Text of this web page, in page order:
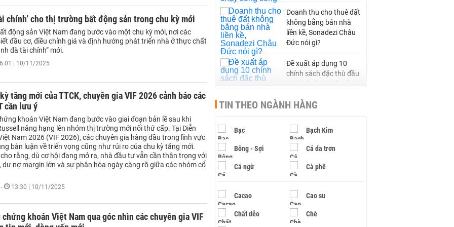
chính’ cho thị trường bất động sản trong chu kỳ mới
động sản Việt Nam đang bước vào một chu kỳ mới, nơi các
đầu cơ, điều chỉnh giá và định hướng phát triển nhà ở thực chất
đà tài chính” mới.
| 10/11/2025
tăng mới của TTCK, chuyên gia VIF 2026 cảnh báo các
cần lưu ý
khoán Việt Nam đang bước vào giai đoạn bản lề sau khi
nâng hạng lên nhóm thị trường mới nổi thứ cấp. Tại Diễn
Nam 2026 (VIF 2026), các chuyên gia hàng đầu trong lĩnh vực
bàn luận về triển vọng cũng như rủi ro của chu kỳ tăng mới.
rằng, dù cơ hội đang mở ra, nhà đầu tư vẫn cần thận trọng với
dư nợ margin lớn và sự phân hóa ngày càng rõ giữa các nhóm cổ
- 13:30 | 10/11/2025
khoán Việt Nam qua góc nhìn các chuyên gia VIF
Doanh thu cho thuê đất
không bằng bán nhà
liền kề, Sonadezi Châu
Đức nói gì?
Đề xuất áp dụng 10
chính sách đặc thù đầu
tư Vành đai 5 Hà Nội
thị 6.200 tỷ ở Cần Thơ,
Phú Thọ
Keppel thoái toàn bộ
vốn khỏi dự án Empire
TIN THEO NGÀNH HÀNG
Bạc Bạch Kim
Bông - Sợi Cá da trơn
Cá ngừ Cà phê
Cacao Cao su
Chất dẻo Chè